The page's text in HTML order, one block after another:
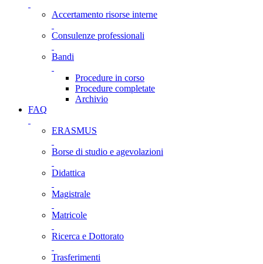
Accertamento risorse interne
Consulenze professionali
Bandi
Procedure in corso
Procedure completate
Archivio
FAQ
ERASMUS
Borse di studio e agevolazioni
Didattica
Magistrale
Matricole
Ricerca e Dottorato
Trasferimenti